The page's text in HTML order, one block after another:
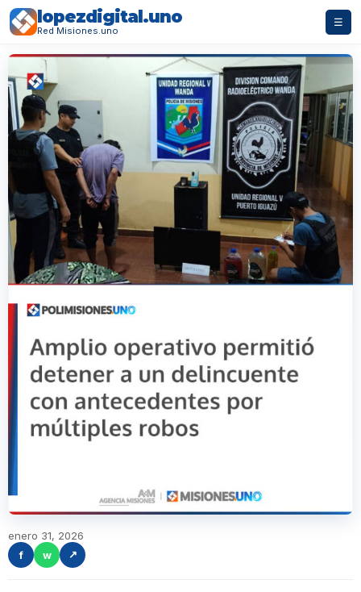
lopezdigital.uno
Red Misiones.uno
☰
enero 31, 2026
f
w ↗